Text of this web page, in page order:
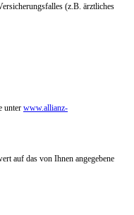
(z.B. ärztliches
unter www.allianz-
auf das von Ihnen angegebene